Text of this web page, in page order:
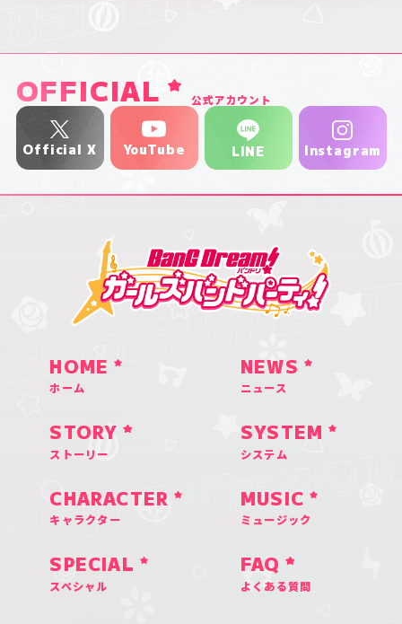
OFFICIAL 公式アカウント
Official X YouTube LINE Instagram
HOME
ホーム
NEWS
ニュース
STORY
ストーリー
SYSTEM
システム
CHARACTER
キャラクター
MUSIC
ミュージック
SPECIAL
スペシャル
FAQ
よくある質問